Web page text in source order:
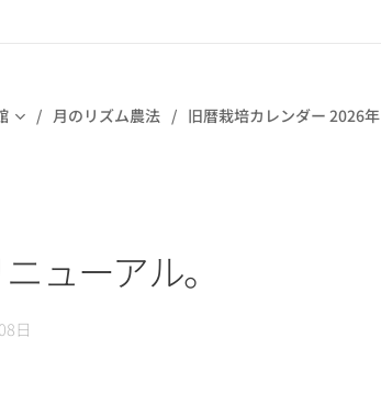
月のリズム農法 旧暦栽培カレンダー 2026年
ニューアル。
日